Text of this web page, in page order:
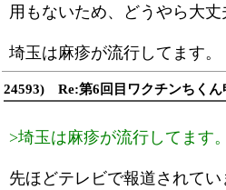
用もないため、どうやら大
埼玉は麻疹が流行してます。
24593) Re:第6回目ワクチンちくん
>埼玉は麻疹が流行してます
先ほどテレビで報道されて